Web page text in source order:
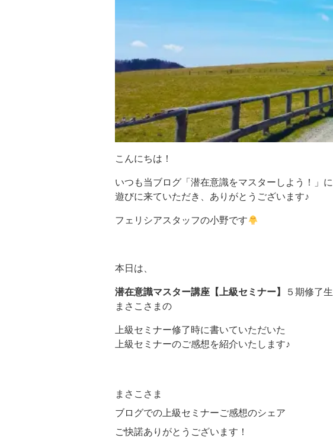
こんにちは！
いつも当ブログ「潜在意識をマスターしよう！」に
遊びに来ていただき、ありがとうございます♪
フェリシアスタッフの小野です
本日は、
潜在意識マスター講座【上級セミナー】
５期修了生
まさこさまの
上級セミナー修了時に書いていただいた
上級セミナーのご感想を紹介いたします♪
まさこさま
ブログでの上級セミナーご感想のシェア
ご快諾ありがとうございます！